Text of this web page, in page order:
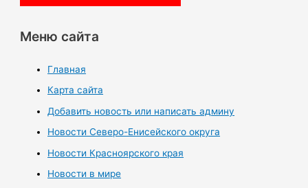
Меню сайта
Главная
Карта сайта
Добавить новость или написать админу
Новости Северо-Енисейского округа
Новости Красноярского края
Новости в мире